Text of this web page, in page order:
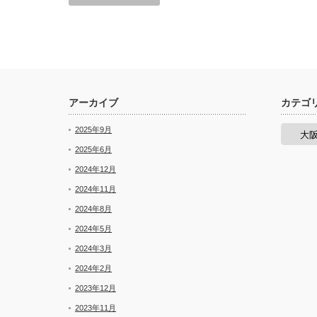
アーカイブ
2025年9月
2025年6月
2024年12月
2024年11月
2024年8月
2024年5月
2024年3月
2024年2月
2023年12月
2023年11月
カテゴ
カ